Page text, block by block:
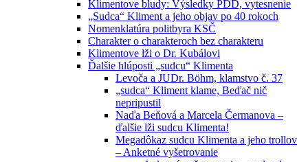
Klimentove bludy: Výsledky PDD, vytesnenie
„Sudca“ Kliment a jeho objav po 40 rokoch
Nomenklatúra politbyra KSČ
Charakter o charakteroch bez charakteru
Klimentove lži o Dr. Kubálovi
Ďalšie hlúposti „sudcu“ Klimenta
Levoča a JUDr. Böhm, klamstvo č. 37
„sudca“ Kliment klame, Beďač nič
nepripustil
Naďa Beňová a Marcela Čermanova –
ďalšie lži sudcu Klimenta!
Megadôkaz sudcu Klimenta a jeho trollov
– Anketné vyšetrovanie